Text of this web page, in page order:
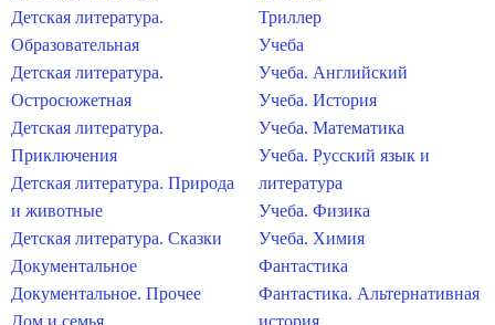
Детская литература.
Образовательная
Детская литература.
Остросюжетная
Детская литература.
Приключения
Детская литература. Природа
и животные
Детская литература. Сказки
Документальное
Документальное. Прочее
Дом и семья
Триллер
Учеба
Учеба. Английский
Учеба. История
Учеба. Математика
Учеба. Русский язык и
литература
Учеба. Физика
Учеба. Химия
Фантастика
Фантастика. Альтернативная
история